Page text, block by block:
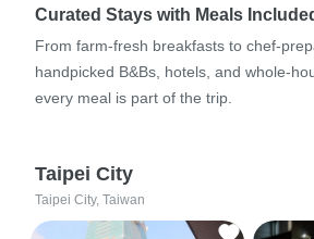
Curated Stays with Meals
From farm-fresh breakfasts to chef-
handpicked B&Bs, hotels, and whole-
every meal is part of the trip.
Taipei City
Taipei City, Taiwan